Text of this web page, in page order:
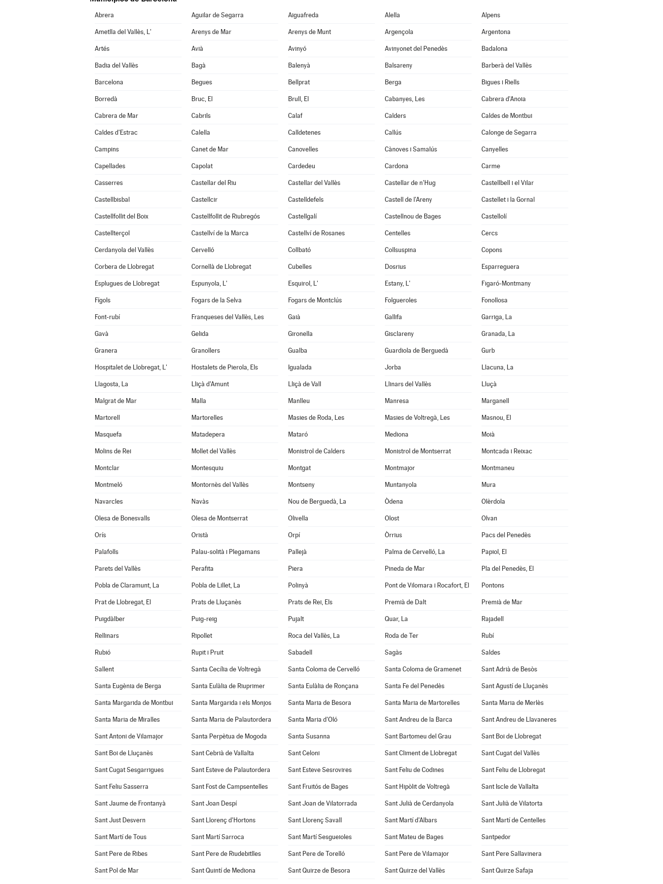
Abrera Aguilar de Segarra Aiguafreda Alella Alpens
Ametlla del Vallès, L' Arenys de Mar Arenys de Munt Argençola Argentona
Artés Avià Avinyó Avinyonet del Penedès Badalona
Badia del Vallès Bagà Balenyà Balsareny Barberà del Vallès
Barcelona Begues Bellprat Berga Bigues i Riells
Borredà Bruc, El Brull, El Cabanyes, Les Cabrera d'Anoia
Cabrera de Mar Cabrils Calaf Calders Caldes de Montbui
Caldes d'Estrac Calella Calldetenes Callús Calonge de Segarra
Campins Canet de Mar Canovelles Cànoves i Samalús Canyelles
Capellades Capolat Cardedeu Cardona Carme
Casserres Castellar del Riu Castellar del Vallès Castellar de n'Hug Castellbell i el Vilar
Castellbisbal Castellcir Castelldefels Castell de l'Areny Castellet i la Gornal
Castellfollit del Boix Castellfollit de Riubregós Castellgalí Castellnou de Bages Castellolí
Castellterçol Castellví de la Marca Castellví de Rosanes Centelles Cercs
Cerdanyola del Vallès Cervelló Collbató Collsuspina Copons
Corbera de Llobregat Cornellà de Llobregat Cubelles Dosrius Esparreguera
Esplugues de Llobregat Espunyola, L' Esquirol, L' Estany, L' Figaró-Montmany
Fígols Fogars de la Selva Fogars de Montclús Folgueroles Fonollosa
Font-rubí Franqueses del Vallès, Les Gaià Gallifa Garriga, La
Gavà Gelida Gironella Gisclareny Granada, La
Granera Granollers Gualba Guardiola de Berguedà Gurb
Hospitalet de Llobregat, L' Hostalets de Pierola, Els Igualada Jorba Llacuna, La
Llagosta, La Lliçà d'Amunt Lliçà de Vall Llinars del Vallès Lluçà
Malgrat de Mar Malla Manlleu Manresa Marganell
Martorell Martorelles Masies de Roda, Les Masies de Voltregà, Les Masnou, El
Masquefa Matadepera Mataró Mediona Moià
Molins de Rei Mollet del Vallès Monistrol de Calders Monistrol de Montserrat Montcada i Reixac
Montclar Montesquiu Montgat Montmajor Montmaneu
Montmeló Montornès del Vallès Montseny Muntanyola Mura
Navarcles Navàs Nou de Berguedà, La Òdena Olèrdola
Olesa de Bonesvalls Olesa de Montserrat Olivella Olost Olvan
Orís Oristà Orpí Òrrius Pacs del Penedès
Palafolls Palau-solità i Plegamans Pallejà Palma de Cervelló, La Papiol, El
Parets del Vallès Perafita Piera Pineda de Mar Pla del Penedès, El
Pobla de Claramunt, La Pobla de Lillet, La Polinyà Pont de Vilomara i Rocafort, El Pontons
Prat de Llobregat, El Prats de Lluçanès Prats de Rei, Els Premià de Dalt Premià de Mar
Puigdàlber Puig-reig Pujalt Quar, La Rajadell
Rellinars Ripollet Roca del Vallès, La Roda de Ter Rubí
Rubió Rupit i Pruit Sabadell Sagàs Saldes
Sallent Santa Cecília de Voltregà Santa Coloma de Cervelló Santa Coloma de Gramenet Sant Adrià de Besòs
Santa Eugènia de Berga Santa Eulàlia de Riuprimer Santa Eulàlia de Ronçana Santa Fe del Penedès Sant Agustí de Lluçanès
Santa Margarida de Montbui Santa Margarida i els Monjos Santa Maria de Besora Santa Maria de Martorelles Santa Maria de Merlès
Santa Maria de Miralles Santa Maria de Palautordera Santa Maria d'Oló Sant Andreu de la Barca Sant Andreu de Llavaneres
Sant Antoni de Vilamajor Santa Perpètua de Mogoda Santa Susanna Sant Bartomeu del Grau Sant Boi de Llobregat
Sant Boi de Lluçanès Sant Cebrià de Vallalta Sant Celoni Sant Climent de Llobregat Sant Cugat del Vallès
Sant Cugat Sesgarrigues Sant Esteve de Palautordera Sant Esteve Sesrovires Sant Feliu de Codines Sant Feliu de Llobregat
Sant Feliu Sasserra Sant Fost de Campsentelles Sant Fruitós de Bages Sant Hipòlit de Voltregà Sant Iscle de Vallalta
Sant Jaume de Frontanyà Sant Joan Despí Sant Joan de Vilatorrada Sant Julià de Cerdanyola Sant Julià de Vilatorta
Sant Just Desvern Sant Llorenç d'Hortons Sant Llorenç Savall Sant Martí d'Albars Sant Martí de Centelles
Sant Martí de Tous Sant Martí Sarroca Sant Martí Sesgueioles Sant Mateu de Bages Santpedor
Sant Pere de Ribes Sant Pere de Riudebitlles Sant Pere de Torelló Sant Pere de Vilamajor Sant Pere Sallavinera
Sant Pol de Mar Sant Quintí de Mediona Sant Quirze de Besora Sant Quirze del Vallès Sant Quirze Safaja